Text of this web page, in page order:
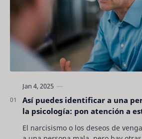
Así puedes identificar a una
la psicología: pon atención a
El narcisismo o los deseos de